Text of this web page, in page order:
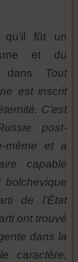
qu’il fût un
et du
dans Tout
est inscrit
C’est
post-
même et a
capable
de l’État
ont trouvé
dans la
caractère,